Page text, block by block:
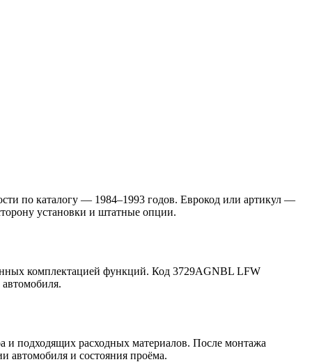
по каталогу — 1984–1993 годов. Еврокод или артикул —
установки и штатные опции.
комплектацией функций. Код 3729AGNBL LFW
и подходящих расходных материалов. После монтажа
автомобиля и состояния проёма.